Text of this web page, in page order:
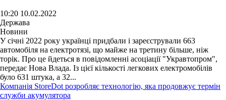
10:20 10.02.2022
Держава
Новини
У січні 2022 року українці придбали і зареєстрували 663
автомобіля на електротязі, що майже на третину більше, ніж
торік. Про це йдеться в повідомленні асоціації "Укравтопром",
передає Нова Влада. Із цієї кількості легкових електромобілів
було 631 штука, а 32...
Компанія StoreDot розробляє технологію, яка продовжує термін
служби акумулятора